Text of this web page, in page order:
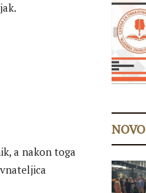
a nakon toga
NOVO